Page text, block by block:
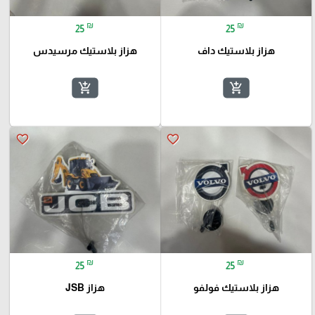
25 ₪
هزاز بلاستيك داف
add_shopping_cart
25 ₪
هزاز بلاستيك مرسيدس
add_shopping_cart
favorite_border
25 ₪
هزاز بلاستيك فولفو
favorite_border
25 ₪
هزاز JSB